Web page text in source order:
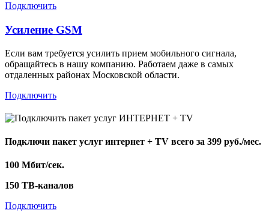
Подключить
Усиление GSM
Если вам требуется усилить прием мобильного сигнала,
обращайтесь в нашу компанию. Работаем даже в самых
отдаленных районах Московской области.
Подключить
Подключи пакет услуг интернет + TV всего за 399 руб./мес.
100 Мбит/сек.
150 ТВ-каналов
Подключить